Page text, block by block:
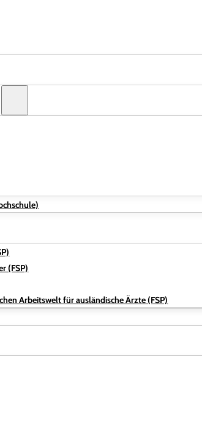
(FSP)
Arbeitswelt für ausländische Ärzte (FSP)